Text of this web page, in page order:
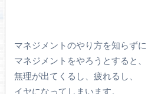
マネジメントのやり方を知らずに
マネジメントをやろうとすると、
無理が出てくるし、疲れるし、
イヤになってしまいます。